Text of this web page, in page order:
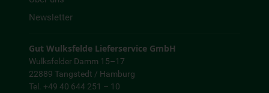
Newsletter
Gut Wulksfelde Lieferservice GmbH
Wulksfelder Damm 15–17
22889 Tangstedt / Hamburg
Tel. +49 40 644 251 – 10